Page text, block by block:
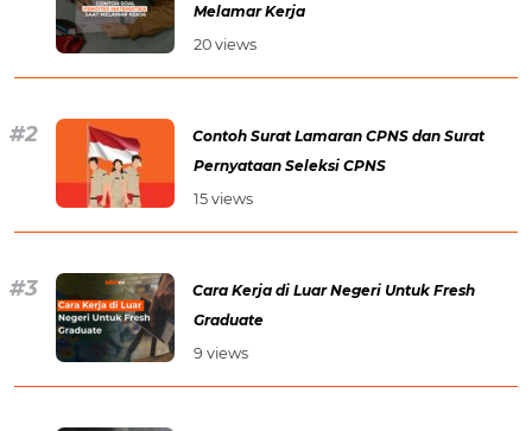
Melamar Kerja
20 views
Contoh Surat Lamaran CPNS dan Surat
Pernyataan Seleksi CPNS
15 views
Cara Kerja di Luar Negeri Untuk Fresh
Graduate
9 views